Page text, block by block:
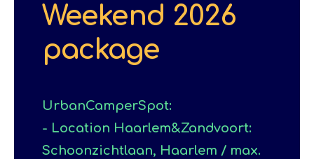
Weekend 2026
package
UrbanCamperSpot:
- Location Haarlem&Zandvoort:
Schoonzichtlaan, Haarlem / max.